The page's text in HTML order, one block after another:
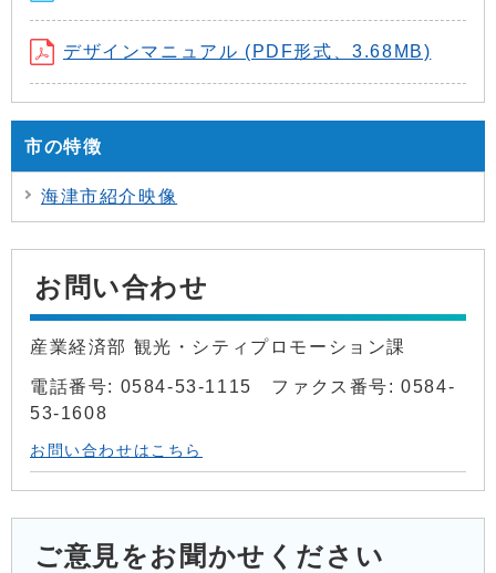
デザインマニュアル (PDF形式、3.68MB)
市の特徴
海津市紹介映像
お問い合わせ
産業経済部 観光・シティプロモーション課
電話番号: 0584-53-1115 ファクス番号: 0584-
53-1608
お問い合わせはこちら
ご意見をお聞かせください